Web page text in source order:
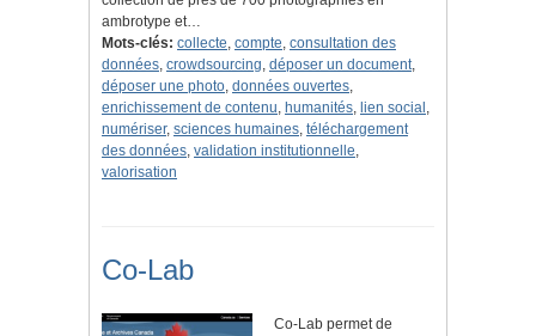
ambrotype et…
Mots-clés: collecte, compte, consultation des
données, crowdsourcing, déposer un document,
déposer une photo, données ouvertes,
enrichissement de contenu, humanités, lien social ,
numériser, sciences humaines, téléchargement
des données, validation institutionnelle,
valorisation
Co-Lab
Co-Lab permet de